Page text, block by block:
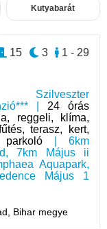
Kutyabarát
| 24 órás
reggeli, klíma,
terasz, kert,
| 6km
7km Május ii
Aquapark,
Május 1
Bihar megye
1 - 29
3
15